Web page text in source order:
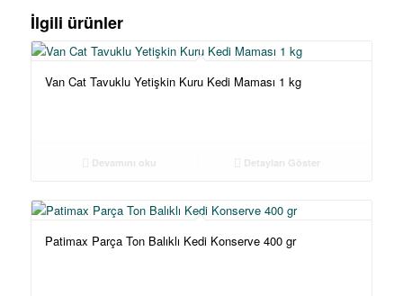
İlgili ürünler
Van Cat Tavuklu Yetişkin Kuru Kedi Maması 1 kg
Devamını oku Detayları Göster
Patimax Parça Ton Balıklı Kedi Konserve 400 gr